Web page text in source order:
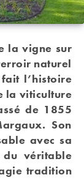
la vigne sur
naturel
l’histoire
la viticulture
de 1855
Son
avec sa
véritable
tradition